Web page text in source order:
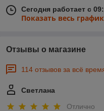
Сегодня работает с
Показать весь
Отзывы о магазине
114 отзывов за всё
Светлана
Отлично